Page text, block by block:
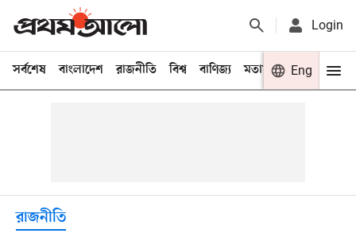
Login
সর্বশেষ বাংলাদেশ রাজনীতি বিশ্ব বাণিজ্য মতামত খেলা
Eng
রাজনীতি